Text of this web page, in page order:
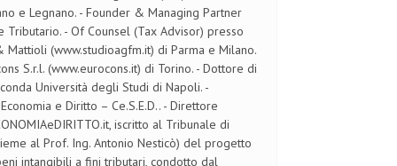
e Legnano. - Founder & Managing Partner
- Of Counsel (Tax Advisor) presso
Mattioli (www.studioagfm.it) di Parma e Milano.
S.r.l. (www.eurocons.it) di Torino. - Dottore di
Università degli Studi di Napoli. -
e Diritto – Ce.S.E.D.. - Direttore
iscritto al Tribunale di
al Prof. Ing. Antonio Nesticò) del progetto
intangibili a fini tributari, condotto dal